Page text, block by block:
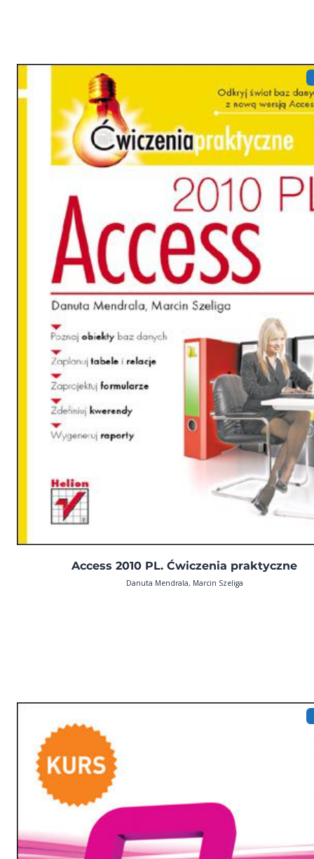
Access 2010 PL. Ćwiczenia praktyczne
Danuta Mendrala, Marcin Szeliga